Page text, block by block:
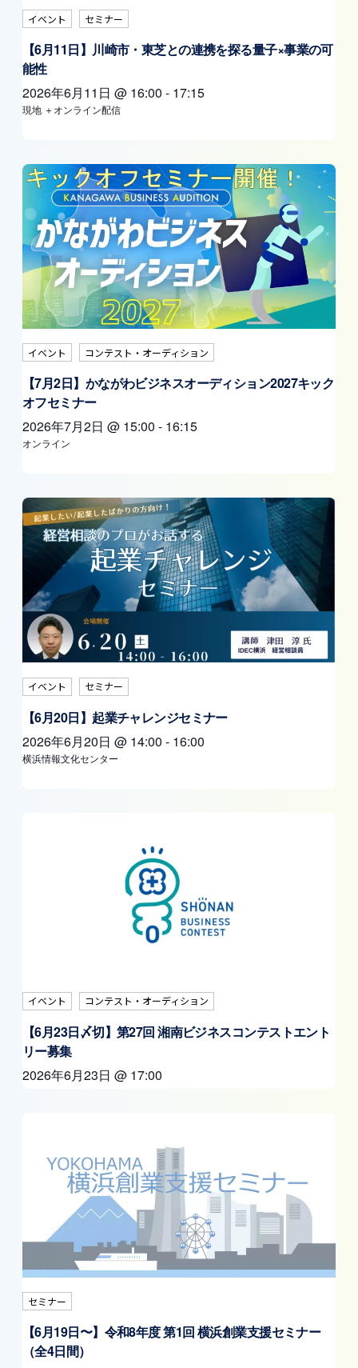
イベント セミナー
【6月11日】川崎市・東芝との連携を探る量子×事業の可
能性
2026年6月11日 @ 16:00 - 17:15
現地 ＋オンライン配信
イベント コンテスト・オーディション
【7月2日】かながわビジネスオーディション2027キック
オフセミナー
2026年7月2日 @ 15:00 - 16:15
オンライン
イベント セミナー
【6月20日】起業チャレンジセミナー
2026年6月20日 @ 14:00 - 16:00
横浜情報文化センター
イベント コンテスト・オーディション
【6月23日〆切】第27回 湘南ビジネスコンテストエント
リー募集
2026年6月23日 @ 17:00
セミナー
【6月19日〜】令和8年度 第1回 横浜創業支援セミナー
（全4日間）